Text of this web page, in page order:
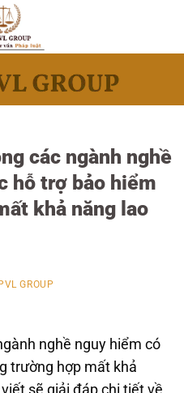
các ngành nghề
hỗ trợ bảo hiểm
khả năng lao
GROUP
nghề nguy hiểm có
trường hợp mất khả
sẽ giải đáp chi tiết về